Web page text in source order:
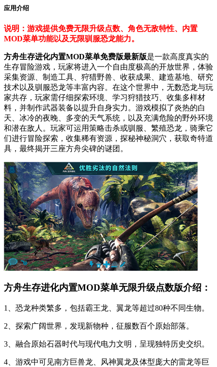
应用介绍
说明：游戏提供免费无限升级点数、角色无敌特性、内置
MOD菜单功能以及无限驯服恐龙能力。
方舟生存进化内置MOD菜单免费版最新版是一款高度真实的
生存冒险游戏，玩家将进入一个自由度极高的开放世界，体验
采集资源、制造工具、狩猎野兽、收获成果、建造基地、研究
技术以及驯服恐龙等丰富内容。在这个世界中，无数恐龙与玩
家共存，玩家需仔细探索环境、学习狩猎技巧、收集多样材
料，并制作武器装备以提升自身实力。游戏模拟了炎热的白
天、冰冷的夜晚、多变的天气系统，以及充满危险的野外环境
和潜在敌人。玩家可运用策略击杀或驯服、繁殖恐龙，骑乘它
们进行冒险探索，收集稀有资源，探秘神秘洞穴，获取奇特道
具，最终揭开三座方舟尖碑的谜团。
方舟生存进化内置MOD菜单无限升级点数版介绍：
1、恐龙种类繁多，包括霸王龙、翼龙等超过80种不同生物。
2、探索广阔世界，发现新物种，征服数百个原始部落。
3、融合原始石器时代与现代电力文明，呈现独特历史交织。
4、游戏中可见南方巨兽龙、风神翼龙及体型庞大的雷龙等巨